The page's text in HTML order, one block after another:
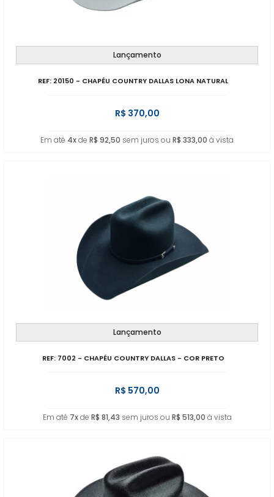
Lançamento
REF: 20150 - CHAPÉU COUNTRY DALLAS LONA NATURAL
R$ 370,00
Em até 4xde R$ 92,50 sem juros ou R$ 333,00 à vista
Lançamento
REF: 7002 - CHAPÉU COUNTRY DALLAS - COR PRETO
R$ 570,00
Em até 7xde R$ 81,43 sem juros ou R$ 513,00 à vista